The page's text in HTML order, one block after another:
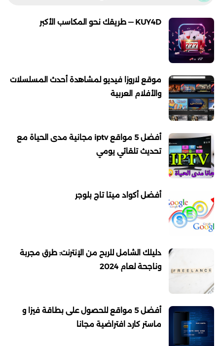
KUY4D — طريقك نحو المكاسب الأكبر
موقع لاروزا فيديو لمشاهدة أحدث المسلسلات
والأفلام العربية
أفضل 5 مواقع iptv مجانية مدى الحياة مع
تحديث تلقائي يومي
أفضل أكواد ميتا تاج بلوجر
دليلك الشامل للربح من الإنترنت: طرق مجربة
وناجحة لعام 2024
أفضل 5 مواقع للحصول على بطاقة فيزا و
ماستر كارد افتراضية مجانا